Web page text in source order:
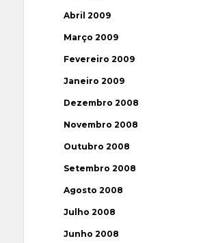
Abril 2009
Março 2009
Fevereiro 2009
Janeiro 2009
Dezembro 2008
Novembro 2008
Outubro 2008
Setembro 2008
Agosto 2008
Julho 2008
Junho 2008